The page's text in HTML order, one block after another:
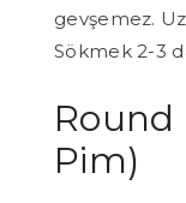
gevşemez.
Sökmek 2-3
Round
Pim)